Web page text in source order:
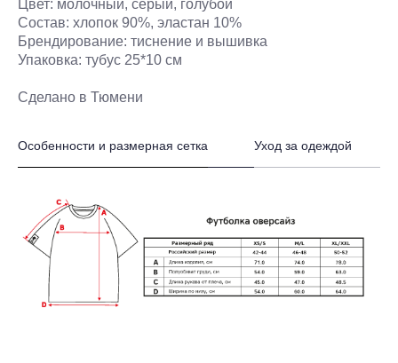
Цвет: молочный, серый, голубой
Состав: хлопок 90%, эластан 10%
Брендирование: тиснение и вышивка
Упаковка: тубус 25*10 см
Сделано в Тюмени
Особенности и размерная сетка Уход за одеждой